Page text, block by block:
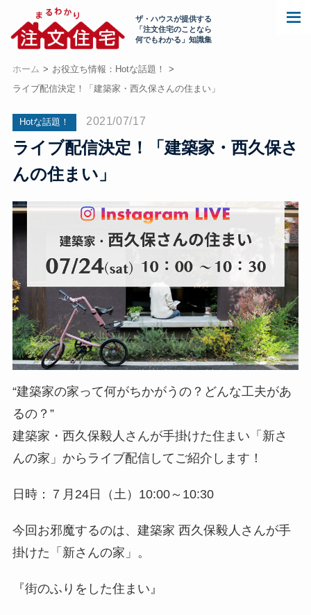
ザ・ハウスが提供する
「注文住宅のことなら
何でもわかる」知識集
ホーム
お役立ち情報：Hotな話題！
ライブ配信決定！「建築家・西久保さんの住まい」
Hotな話題！ 2021/07/17
ライブ配信決定！「建築家・西久保さ
んの住まい」
“建築家の家って何がちかがうの？どんな工夫があ
るの？”
建築家・西久保毅人さんが手掛けた住まい「新さ
んの家」からライブ配信してご紹介します！
日時：７月24日（土）10:00～10:30
今回お邪魔するのは、建築家 西久保毅人さんが手
掛けた「新さんの家」。
『街のふりをした住まい』